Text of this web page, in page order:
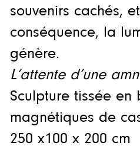
souvenirs cachés,
conséquence, la
génère.
L’attente d’une
Sculpture tissée en
magnétiques de
250 x100 x 200 cm